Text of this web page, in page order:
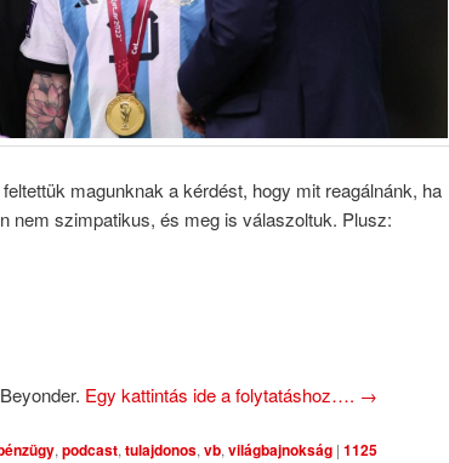
magunknak a kérdést, hogy mit reagálnánk, ha
nem szimpatikus, és meg is válaszoltuk. Plusz:
Egy kattintás ide a folytatáshoz…. →
, podcast, tulajdonos, vb, világbajnokság | 1125